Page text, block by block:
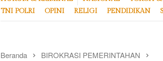
TNI POLRI
OPINI RELIGI PENDIDIKAN
Beranda BIROKRASI PEMERINTAHAN